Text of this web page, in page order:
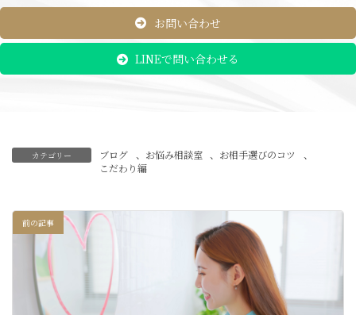
お問い合わせ
LINEで問い合わせる
カテゴリー ブログ 、 お悩み相談室 、 お相手選びのコツ
、
こだわり編
前の記事